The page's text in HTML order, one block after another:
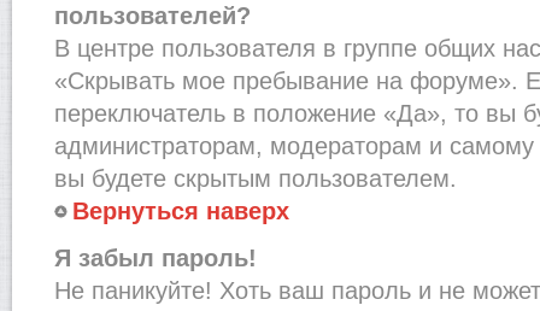
пользователей?
В центре пользователя в группе общих
«Скрывать мое пребывание на форуме».
переключатель в положение «Да», то вы
администраторам, модераторам и
вы будете скрытым пользователем.
Вернуться наверх
Я забыл пароль!
Не паникуйте! Хоть ваш пароль и не